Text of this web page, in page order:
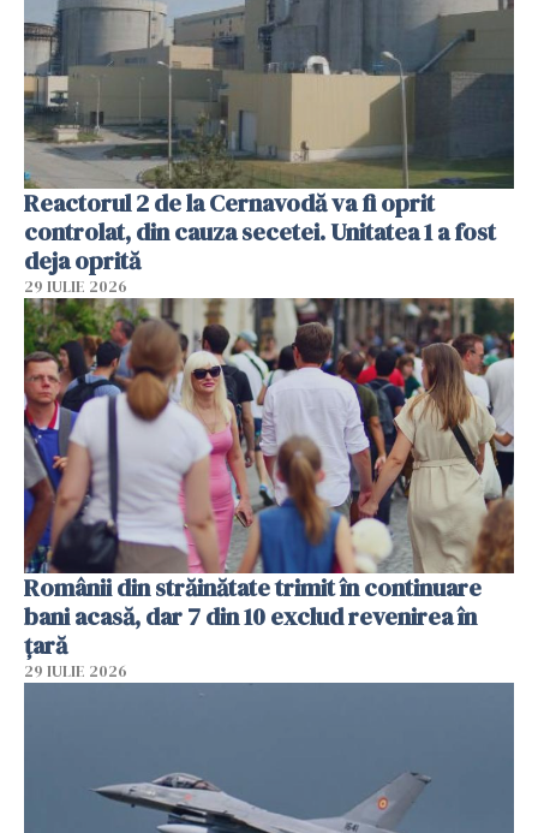
Reactorul 2 de la Cernavodă va fi oprit
controlat, din cauza secetei. Unitatea 1 a fost
deja oprită
29 IULIE 2026
Românii din străinătate trimit în continuare
bani acasă, dar 7 din 10 exclud revenirea în
țară
29 IULIE 2026